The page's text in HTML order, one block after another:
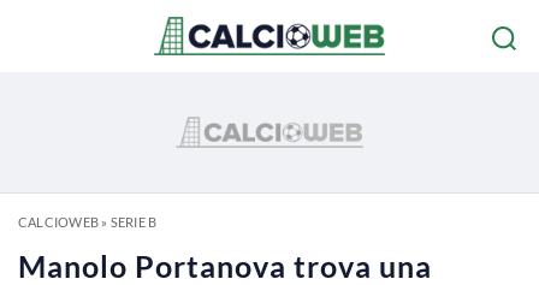
CALCIOWEB» SERIE B
Manolo Portanova trova una